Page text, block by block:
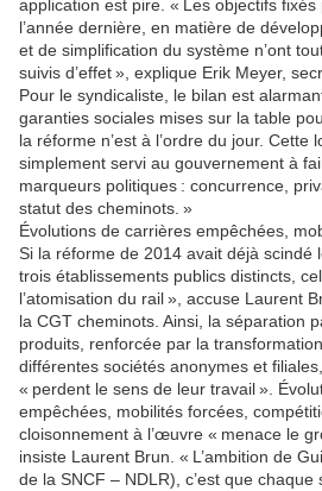
application est pire. « Les objectifs
l’année dernière, en matière de
et de simplification du système n’ont
suivis d’effet », explique Erik Meyer,
Pour le syndicaliste, le bilan est
garanties sociales mises sur la table
la réforme n’est à l’ordre du jour. Cette
simplement servi au gouvernement à
marqueurs politiques : concurrence,
statut des cheminots. »
Évolutions de carrières empêchées,
Si la réforme de 2014 avait déjà scindé
trois établissements publics distincts,
l’atomisation du rail », accuse Laurent
la CGT cheminots. Ainsi, la séparation
produits, renforcée par la
différentes sociétés anonymes et
« perdent le sens de leur travail ».
empêchées, mobilités forcées,
cloisonnement à l’œuvre « menace le
insiste Laurent Brun. « L’ambition de
de la SNCF – NDLR), c’est que